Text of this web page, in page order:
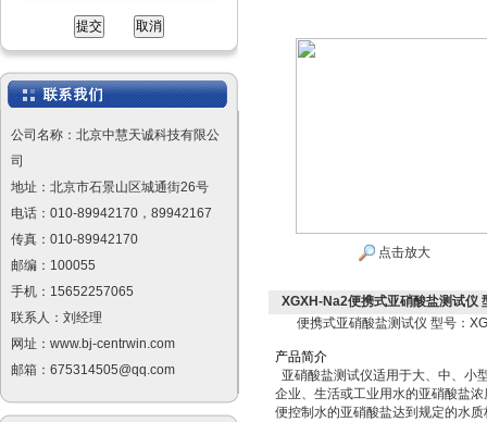
公司名称：北京中慧天诚科技有限公
司
地址：北京市石景山区城通街26号
电话：010-89942170，89942167
传真：010-89942170
邮编：100055
手机：15652257065
联系人：刘经理
网址：www.bj-centrwin.com
邮箱：675314505@qq.com
点击放大
XGXH-Na2便携式亚硝酸盐测试仪
便携式亚硝酸盐测试仪 型号：
产品简介
亚硝酸盐测试仪适用于大、中、小
企业、生活或工业用水的亚硝酸盐浓
便控制水的亚硝酸盐达到规定的水质